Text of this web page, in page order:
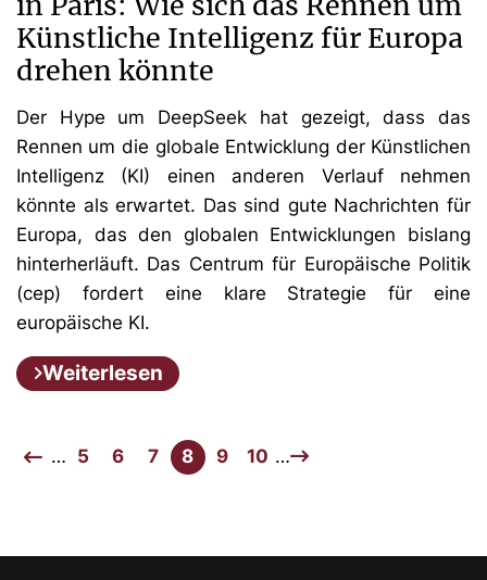
Künstliche Intelligenz für Europa
drehen könnte
Der Hype um DeepSeek hat gezeigt, dass das
Rennen um die globale Entwicklung der Künstlichen
Intelligenz (KI) einen anderen Verlauf nehmen
könnte als erwartet. Das sind gute Nachrichten für
Europa, das den globalen Entwicklungen bislang
hinterherläuft. Das Centrum für Europäische Politik
(cep) fordert eine klare Strategie für eine
europäische KI.
Weiterlesen
… 5 6 7 8 9 10 …